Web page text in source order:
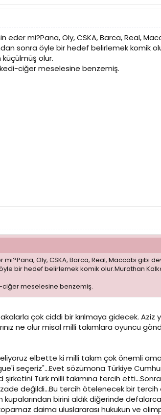
eder mi?Pana, Oly, CSKA, Barca, Real,
sonra öyle bir hedef belirlemek komik
olur.
ciğer meselesine benzemiş.
mi?Pana, Oly, CSKA, Barca, Real, Maccabi gibi
bir hedef belirlemek komik olur.Murathan
meselesine benzemiş.
çok ciddi bir kırılmaya gidecek. Aziz
ne olur misal milli takımlara oyuncu
elbette ki milli takım çok önemli
seçeriz"...Evet sözümona Türkiye
Türk milli takımına tercih
değildi...Bu tercih ötelenecek bir
kupalarından birini aldık diğerinde
daima uluslararası hukukun ve